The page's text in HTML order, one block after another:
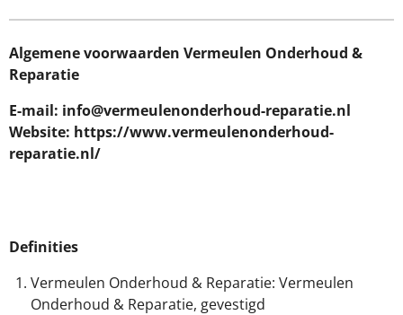
Algemene voorwaarden Vermeulen Onderhoud &
Reparatie
E-mail: info@vermeulenonderhoud-reparatie.nl
Website: https://www.vermeulenonderhoud-
reparatie.nl/
Definities
Vermeulen Onderhoud & Reparatie: Vermeulen
Onderhoud & Reparatie, gevestigd